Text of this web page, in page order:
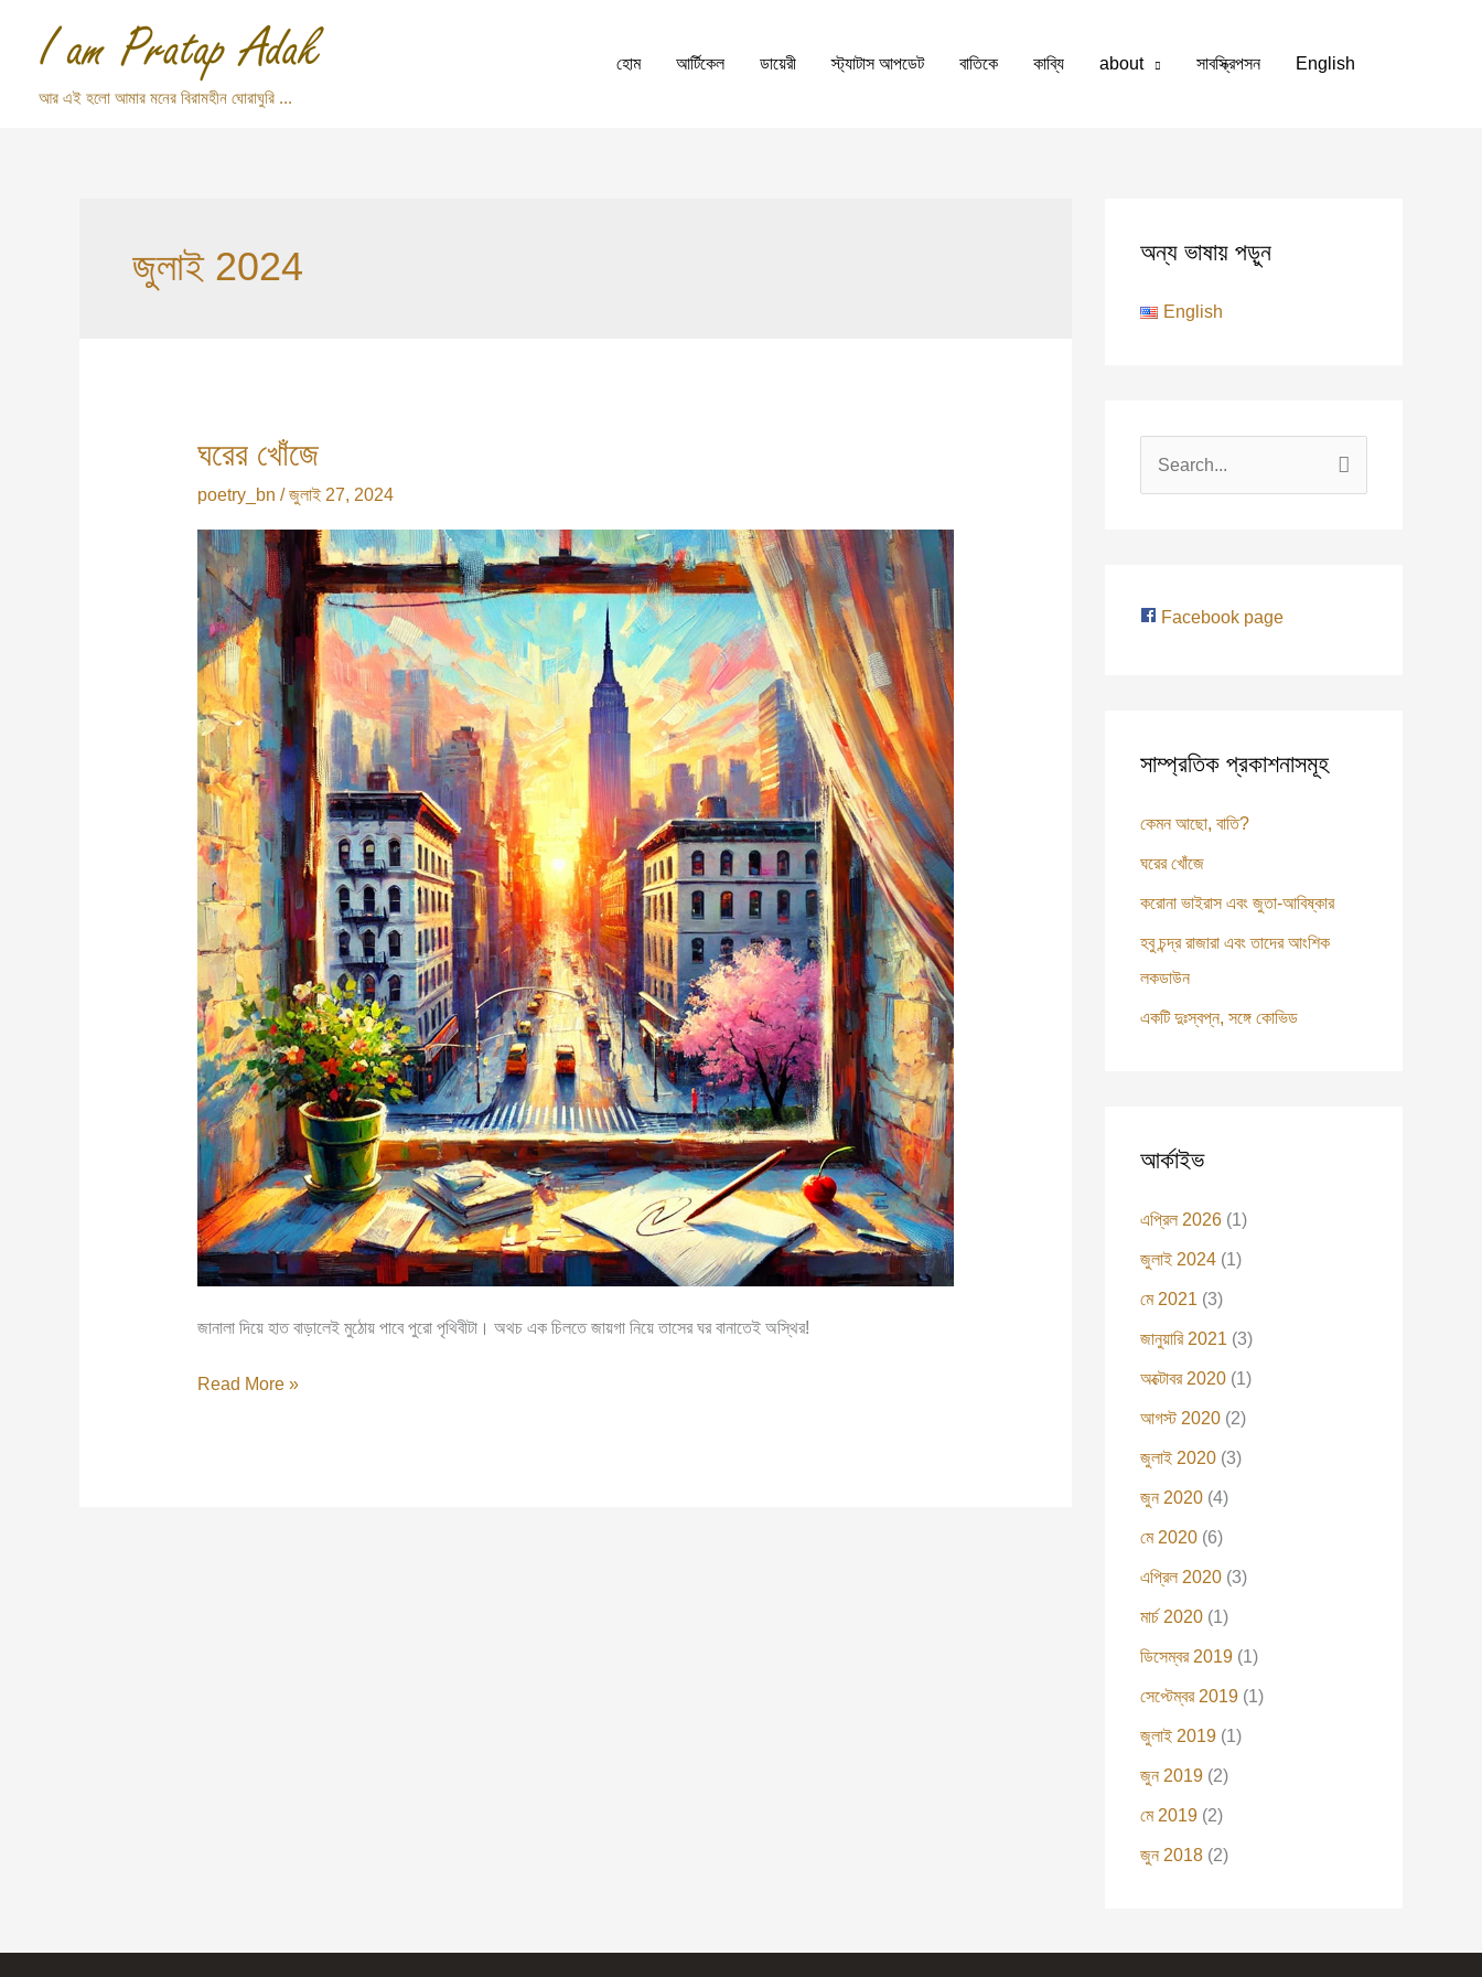
আর এই হলো আমার মনের বিরামহীন ঘোরাঘুরি ...
হোম আর্টিকেল ডায়েরী স্ট্যাটাস আপডেট বাতিকে কাব্যি about সাবস্ক্রিপসন English
জুলাই 2024
ঘরের খোঁজে
poetry_bn /জুলাই 27, 2024
জানালা দিয়ে হাত বাড়ালেই মুঠোয় পাবে পুরো পৃথিবীটা। অথচ এক চিলতে জায়গা নিয়ে তাসের ঘর বানাতেই অস্থির!
ঘরের
Read More »
অন্য ভাষায় পড়ুন
English
c
r
Facebook page
সাম্প্রতিক প্রকাশনাসমূহ
কেমন আছো, বাতি?
ঘরের খোঁজে
করোনা ভাইরাস এবং জুতা-আবিষ্কার
হবু চন্দ্র রাজারা এবং তাদের আংশিক
লকডাউন
একটি দুঃস্বপ্ন, সঙ্গে কোভিড
আর্কাইভ
এপ্রিল 2026 (1)
জুলাই 2024 (1)
মে 2021 (3)
জানুয়ারি 2021 (3)
অক্টোবর 2020 (1)
আগস্ট 2020 (2)
জুলাই 2020 (3)
জুন 2020 (4)
মে 2020 (6)
এপ্রিল 2020 (3)
মার্চ 2020 (1)
ডিসেম্বর 2019 (1)
সেপ্টেম্বর 2019 (1)
জুলাই 2019 (1)
জুন 2019 (2)
মে 2019 (2)
জুন 2018 (2)